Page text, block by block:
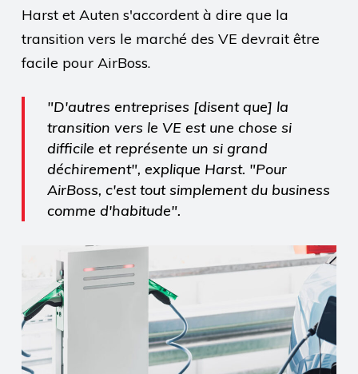
Harst et Auten s'accordent à dire que la
transition vers le marché des VE devrait être
facile pour AirBoss.
"D'autres entreprises [disent que] la
transition vers le VE est une chose si
difficile et représente un si grand
déchirement", explique Harst. "Pour
AirBoss, c'est tout simplement du business
comme d'habitude".